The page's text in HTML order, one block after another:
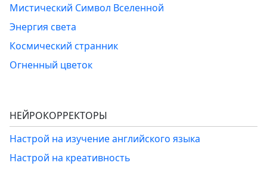
Мистический Символ Вселенной
Энергия света
Космический странник
Огненный цветок
НЕЙРОКОРРЕКТОРЫ
Настрой на изучение английского языка
Настрой на креативность